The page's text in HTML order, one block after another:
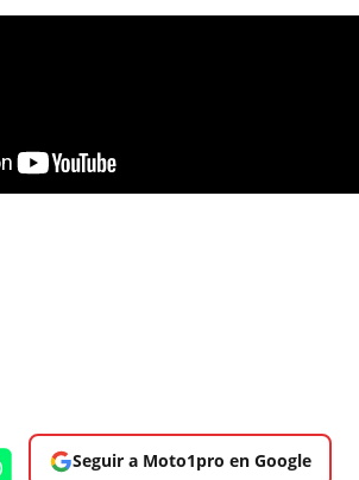
Seguir a Moto1pro en Google